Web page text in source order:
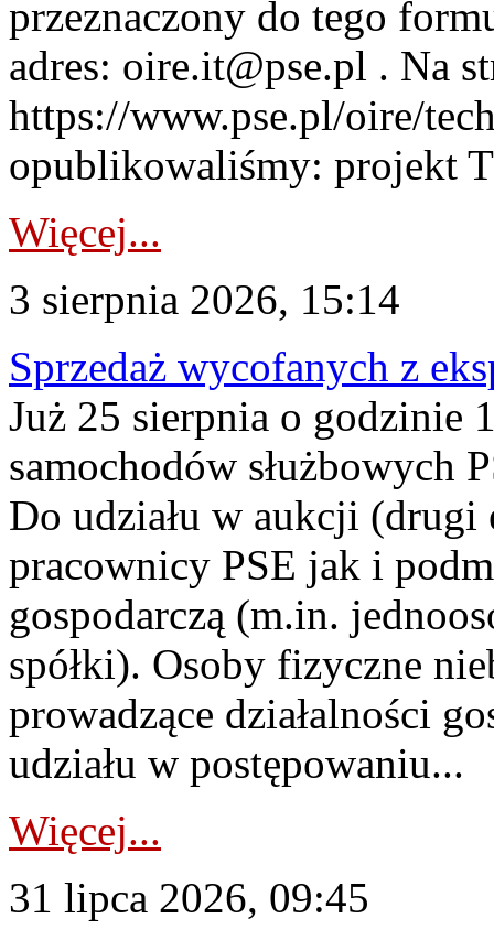
przeznaczony do tego
adres: oire.it@pse.pl . Na
https://www.pse.pl/oire/
opublikowaliśmy: projekt
Więcej...
3 sierpnia 2026, 15:14
Sprzedaż wycofanych z
Już 25 sierpnia o godzinie
samochodów służbowych
Do udziału w aukcji (drugi
pracownicy PSE jak i
gospodarczą (m.in.
spółki). Osoby fizyczne
prowadzące działalności
udziału w postępowaniu...
Więcej...
31 lipca 2026, 09:45